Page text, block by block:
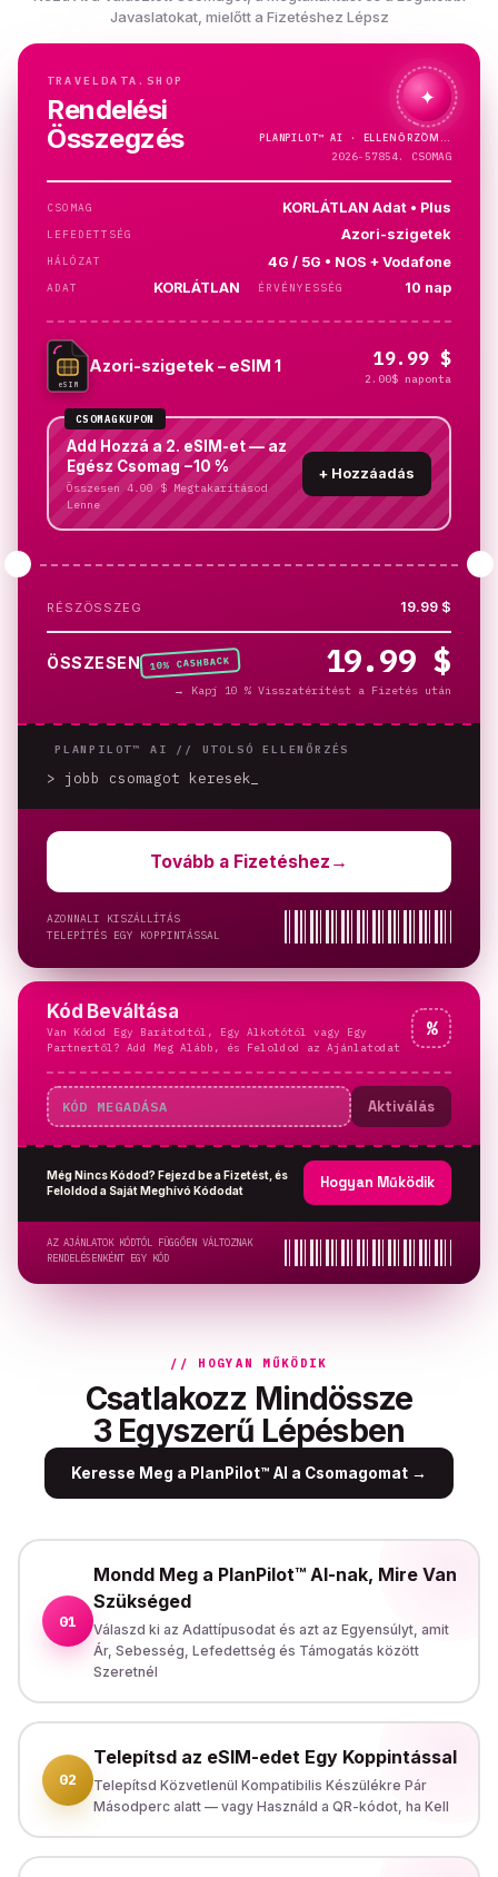
Javaslatokat, mielőtt a Fizetéshez Lépsz
TRAVELDATA.SHOP
Rendelési
Összegzés
✦
PLANPILOT™AI · ELLENŐRZÖM…
2026-57854. CSOMAG
CSOMAG KORLÁTLAN Adat • Plus
LEFEDETTSÉG Azori-szigetek
HÁLÓZAT 4G / 5G • NOS + Vodafone
ADAT KORLÁTLAN ÉRVÉNYESSÉG 10 nap
eSIM
Azori-szigetek – eSIM 1 19.99 $
2.00$ naponta
CSOMAGKUPON
Add Hozzá a 2. eSIM-et — az
Egész Csomag −10 %
Összesen 4.00 $ Megtakarításod
Lenne
+ Hozzáadás
RÉSZÖSSZEG 19.99 $
ÖSSZESEN 10% CASHBACK 19.99 $
→ Kapj 10 % Visszatérítést a Fizetés után
PLANPILOT™ AI // UTOLSÓ ELLENŐRZÉS
> jobb csomagot keresek
Tovább a Fizetéshez →
AZONNALI KISZÁLLÍTÁS
TELEPÍTÉS EGY KOPPINTÁSSAL
Kód Beváltása
Van Kódod Egy Barátodtól, Egy Alkotótól vagy Egy
Partnertől? Add Meg Alább, és Feloldod az Ajánlatodat
%
Aktiválás
Még Nincs Kódod? Fejezd be a Fizetést, és
Feloldod a Saját Meghívó Kódodat
Hogyan Működik
AZ AJÁNLATOK KÓDTÓL FÜGGŐEN VÁLTOZNAK
RENDELÉSENKÉNT EGY KÓD
// HOGYAN MŰKÖDIK
Csatlakozz Mindössze
3 Egyszerű Lépésben
Keresse Meg a PlanPilot™ AI a Csomagomat →
01
Mondd Meg a PlanPilot™ AI-nak, Mire Van
Szükséged
Válaszd ki az Adattípusodat és azt az Egyensúlyt, amit
Ár, Sebesség, Lefedettség és Támogatás között
Szeretnél
02
Telepítsd az eSIM-edet Egy Koppintással
Telepítsd Közvetlenül Kompatibilis Készülékre Pár
Másodperc alatt — vagy Használd a QR-kódot, ha Kell